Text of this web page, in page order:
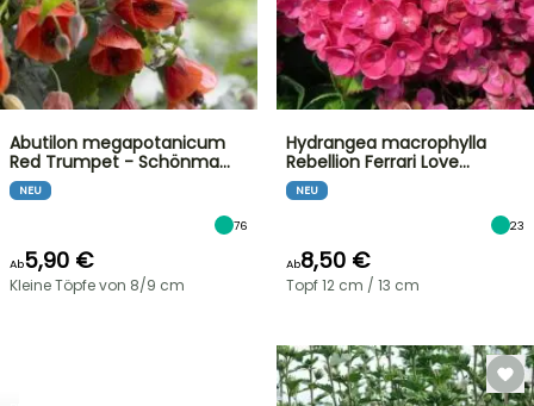
Abutilon megapotanicum
Red Trumpet - Schönma…
NEU
76
Ab5,90 €
Kleine Töpfe von 8/9 cm
Hydrangea macrophylla
Rebellion Ferrari Love…
NEU
23
Ab8,50 €
Topf 12 cm / 13 cm